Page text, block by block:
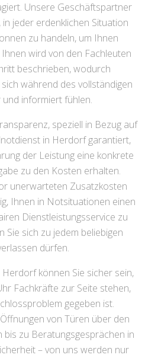
Unsere Geschäftspartner
jeder erdenklichen Situation
zu handeln, um Ihnen
wird von den Fachleuten
beschrieben, wodurch
während des vollständigen
informiert fühlen.
speziell in Bezug auf
in Herdorf garantiert,
der Leistung eine konkrete
zu den Kosten erhalten.
unerwarteten Zusatzkosten
Ihnen in Notsituationen einen
Dienstleistungsservice zu
Sie sich zu jedem beliebigen
dürfen.
können Sie sicher sein,
Fachkräfte zur Seite stehen,
gegeben ist.
von Türen über den
zu Beratungsgesprächen in
– von uns werden nur